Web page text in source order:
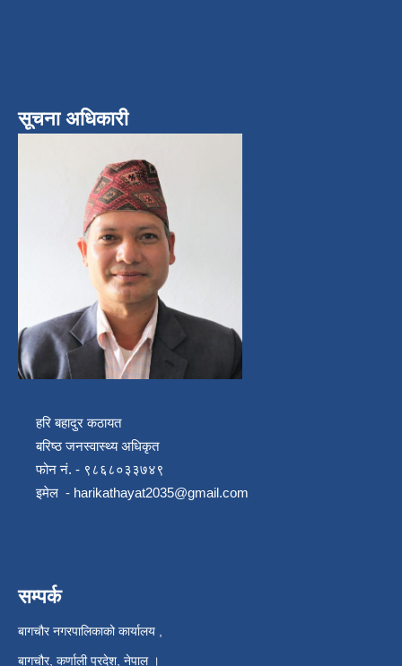
सूचना अधिकारी
हरि बहादुर कठायत
बरिष्ठ जनस्वास्थ्य अधिकृत
फोन नं. - ९८६८०३३७४९
इमेल - harikathayat2035@gmail.com
सम्पर्क
बागचौर नगरपालिकाको कार्यालय ,
बागचौर, कर्णाली प्रदेश, नेपाल ।